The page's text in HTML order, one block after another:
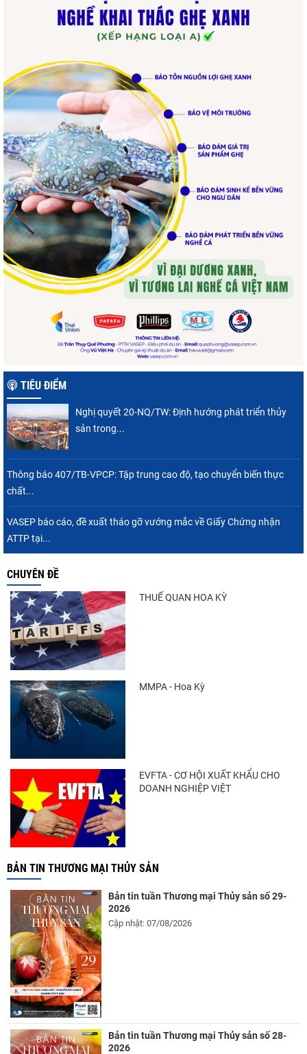
TIÊU ĐIỂM
Nghị quyết 20-NQ/TW: Định hướng phát triển thủy
sản trong...
Thông báo 407/TB-VPCP: Tập trung cao độ, tạo chuyển biến thực
chất...
VASEP báo cáo, đề xuất tháo gỡ vướng mắc về Giấy Chứng nhận
ATTP tại...
CHUYÊN ĐỀ
THUẾ QUAN HOA KỲ
MMPA - Hoa Kỳ
EVFTA - CƠ HỘI XUẤT KHẨU CHO
DOANH NGHIỆP VIỆT
BẢN TIN THƯƠNG MẠI THỦY SẢN
Bản tin tuần Thương mại Thủy sản số 29-
2026
Cập nhật: 07/08/2026
Bản tin tuần Thương mại Thủy sản số 28-
2026